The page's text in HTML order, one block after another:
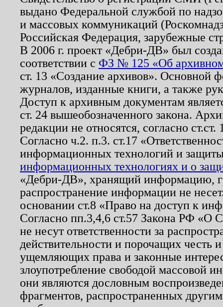
выдано Федеральной службой по
и массовых коммуникаций
Российская Федерация, зарубежные
В 2006 г. проект «Дебри-ДВ» был
соответствии с ФЗ № 125 «Об
ст. 13 «Создание архивов». Основной
журналов, изданные книги, а также
Доступ к архивным документам
ст. 24 вышеобозначенного закона.
редакции не относятся, согласно
Согласно ч.2. п.3. ст.17
информационных технологий и
информационных технологиях и о
«Дебри-ДВ», хранящий информацию,
распространение информации не
основании ст.8 «Право на доступ к
Согласно пп.3,4,6 ст.57 Закона РФ «О
не несут ответственности за
действительности и порочащих честь
ущемляющих права и законные
злоупотребление свободой массовой
они являются дословным
фрагментов, распространенных